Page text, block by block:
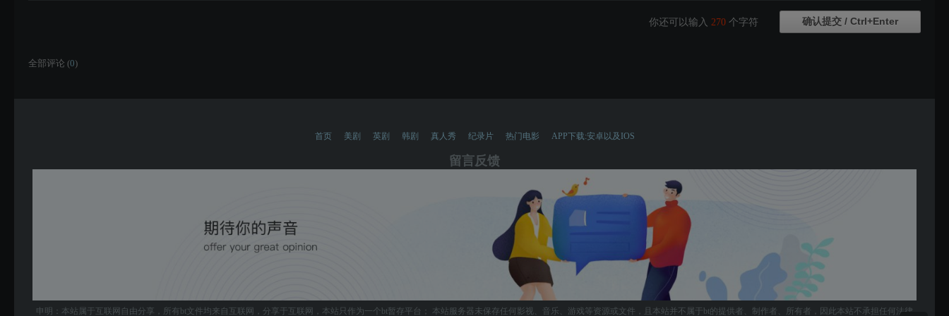
你还可以输入 270 个字符
全部评论 (0)
首页 美剧 英剧 韩剧 真人秀 纪录片 热门电影 APP下载:安卓以及IOS
留言反馈
申明：本站属于互联网自由分享，所有bt文件均来自互联网，分享于互联网，本站只作为一个bt暂存平台； 本站服务器未保存任何影视、音乐、游戏等资源或文件，且本站并不属于bt的提供者、制作者、所有者，因此本站不承担任何法律